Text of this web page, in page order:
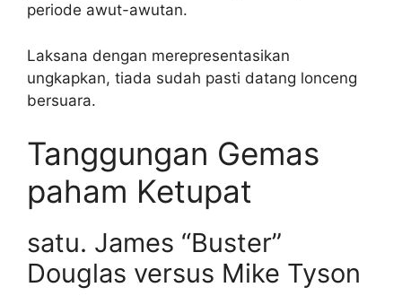
periode awut-awutan.
Laksana dengan merepresentasikan
ungkapkan, tiada sudah pasti datang lonceng
bersuara.
Tanggungan Gemas
paham Ketupat
satu. James “Buster”
Douglas versus Mike Tyson